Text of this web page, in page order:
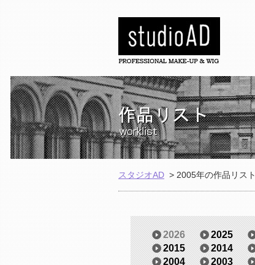
スタジオAD > 2005年の作品リスト
2026 2025
2015
2014
2004
2003